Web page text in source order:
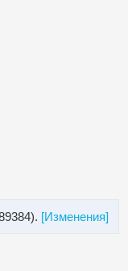
[Изменения]